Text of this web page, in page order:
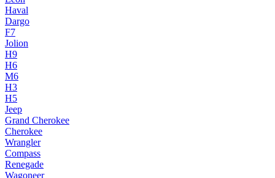
Haval
Dargo
F7
Jolion
H9
H6
M6
H3
H5
Jeep
Grand Cherokee
Cherokee
Wrangler
Compass
Renegade
Wagoneer